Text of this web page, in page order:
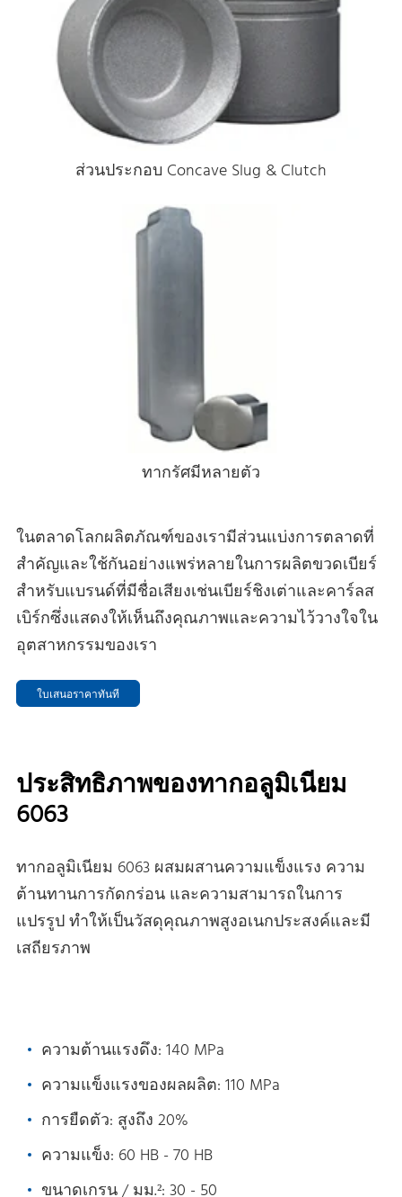
ส่วนประกอบ Concave Slug & Clutch
ทากรัศมีหลายตัว
ในตลาดโลกผลิตภัณฑ์ของเรามีส่วนแบ่งการตลาดที่
สําคัญและใช้กันอย่างแพร่หลายในการผลิตขวดเบียร์
สําหรับแบรนด์ที่มีชื่อเสียงเช่นเบียร์ชิงเต่าและคาร์ลส
เบิร์กซึ่งแสดงให้เห็นถึงคุณภาพและความไว้วางใจใน
อุตสาหกรรมของเรา
ใบเสนอราคาทันที
ประสิทธิภาพของทากอลูมิเนียม
6063
ทากอลูมิเนียม 6063 ผสมผสานความแข็งแรง ความ
ต้านทานการกัดกร่อน และความสามารถในการ
แปรรูป ทําให้เป็นวัสดุคุณภาพสูงอเนกประสงค์และมี
เสถียรภาพ
ความต้านแรงดึง: 140 MPa
ความแข็งแรงของผลผลิต: 110 MPa
การยืดตัว: สูงถึง 20%
ความแข็ง: 60 HB - 70 HB
ขนาดเกรน / มม.²: 30 - 50